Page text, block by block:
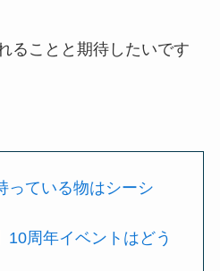
ることと期待したいです
っている物はシーシ
10周年イベントはどう